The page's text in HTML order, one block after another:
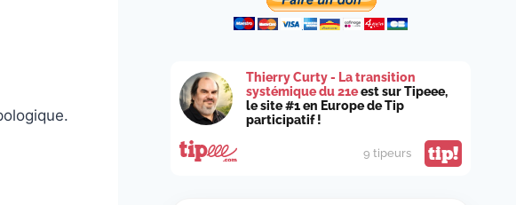
Thierry Curty - La transition
systémique du 21eest sur Tipeee,
le site #1 en Europe de Tip
participatif !
9 tipeurs tip!